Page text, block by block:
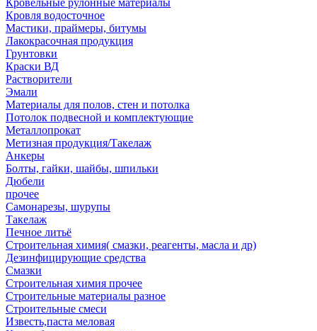
Кровельные рулонные материалы
Кровля водосточное
Мастики, праймеры, битумы
Лакокрасочная продукция
Грунтовки
Краски ВД
Растворители
Эмали
Материалы для полов, стен и потолка
Потолок подвесной и комплектующие
Металлопрокат
Метизная продукция/Такелаж
Анкеры
Болты, гайки, шайбы, шпильки
Дюбели
прочее
Самонарезы, шурупы
Такелаж
Печное литьё
Строительная химия( смазки, реагенты, масла и др)
Дезинфицирующие средства
Смазки
Строительная химия прочее
Строительные материалы разное
Строительные смеси
Известь,паста меловая